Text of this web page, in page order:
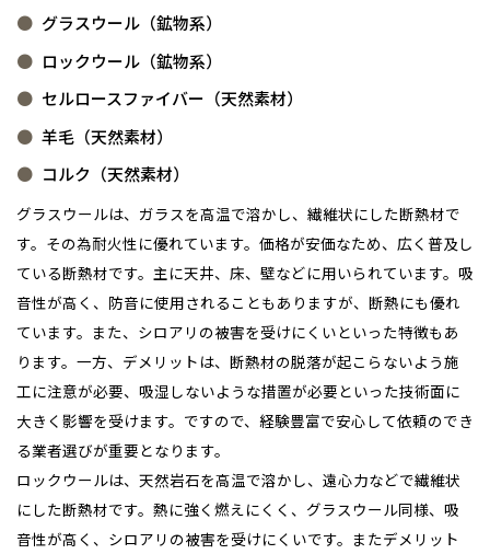
グラスウール（鉱物系）
ロックウール（鉱物系）
セルロースファイバー（天然素材）
羊毛（天然素材）
コルク（天然素材）
グラスウールは、ガラスを高温で溶かし、繊維状にした断熱材で
す。その為耐火性に優れています。価格が安価なため、広く普及し
ている断熱材です。主に天井、床、壁などに用いられています。吸
音性が高く、防音に使用されることもありますが、断熱にも優れ
ています。また、シロアリの被害を受けにくいといった特徴もあ
ります。一方、デメリットは、断熱材の脱落が起こらないよう施
工に注意が必要、吸湿しないような措置が必要といった技術面に
大きく影響を受けます。ですので、経験豊富で安心して依頼のでき
る業者選びが重要となります。
ロックウールは、天然岩石を高温で溶かし、遠心力などで繊維状
にした断熱材です。熱に強く燃えにくく、グラスウール同様、吸
音性が高く、シロアリの被害を受けにくいです。またデメリット